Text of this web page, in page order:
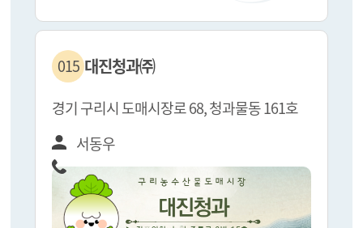
015 대진청과㈜
경기 구리시 도매시장로 68, 청과물동 161호
서동우